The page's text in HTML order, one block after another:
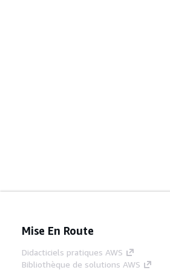
Mise En Route
Didacticiels pratiques AWS
Bibliothèque de solutions AWS